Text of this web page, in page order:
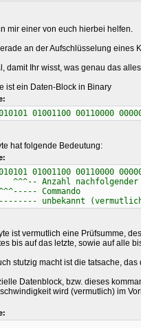
mir einer von euch hierbei helfen.
an der Aufschlüsselung
damit Ihr wisst, was genau das
ist ein Daten-Block in Binary
01001100 00110000
hat folgende Bedeutung:
01001100 00110000
Anzahl nachfolgender
Commando
unbekannt
ist vermutlich eine Prüfsumme,
bis auf das letzte, sowie auf alle
stutzig macht ist die tatsache,
Datenblock, bzw. dieses
wird (vermutlich) im